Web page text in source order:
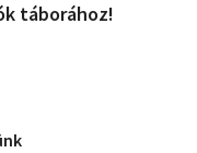
táborához!